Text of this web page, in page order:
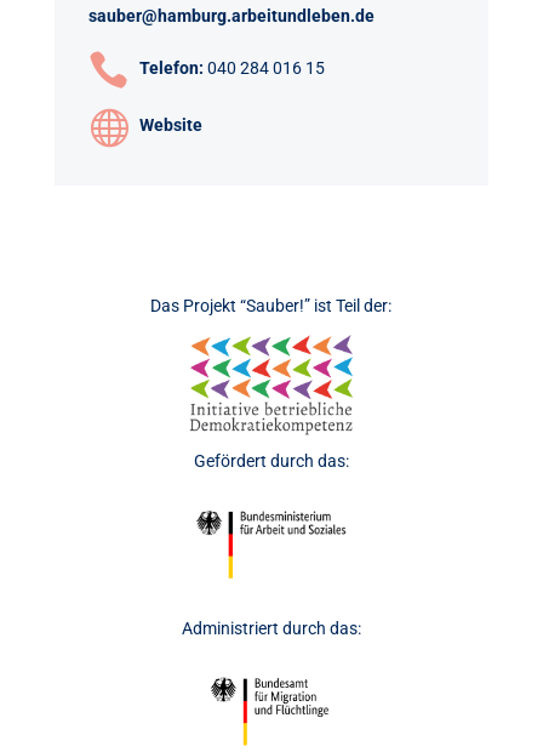
sauber@hamburg.arbeitundleben.de
 Telefon: 040 284 016 15
 Website
Das Projekt “Sauber!” ist Teil der:
Gefördert durch das:
Administriert durch das: